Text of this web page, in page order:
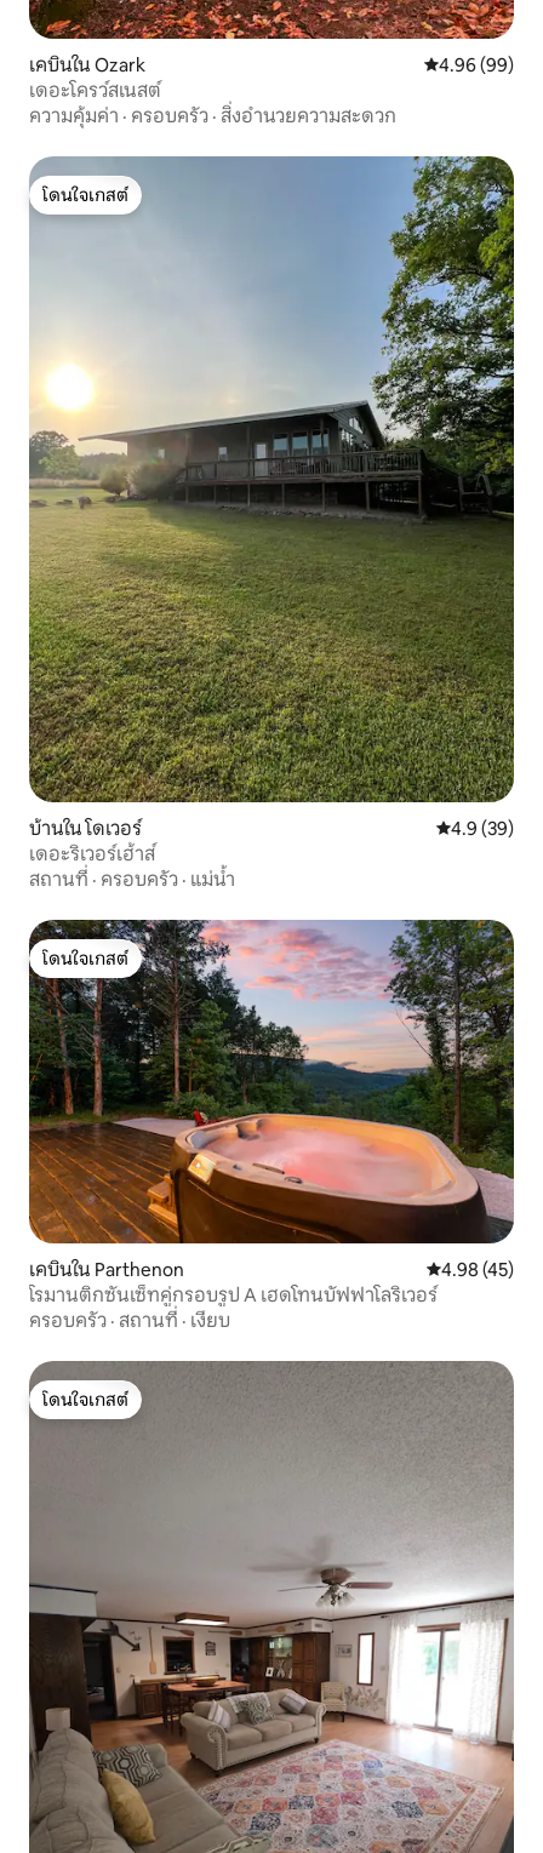
เคบินใน Ozark คะแนนเฉลี่ย
4.96 (99)
เดอะโครว์สเนสต์
ความคุ้มค่า · ครอบครัว · สิ่งอำนวยความสะดวก
โดนใจเกสต์
โดนใจเกสต์
บ้านใน โดเวอร์ คะแนนเฉลี่ย
4.9 (39)
เดอะริเวอร์เฮ้าส์
สถานที่ · ครอบครัว · แม่น้ำ
โดนใจเกสต์
โดนใจเกสต์
เคบินใน Parthenon คะแนนเฉลี่ย
4.98 (45)
โรมานติกซันเซ็ทคู่กรอบรูป A เฮดโทนบัฟฟาโลริเวอร์
ครอบครัว · สถานที่ · เงียบ
โดนใจเกสต์
โดนใจเกสต์